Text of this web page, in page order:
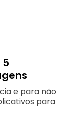
5
e para não
para